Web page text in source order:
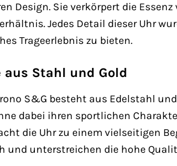
Design. Sie verkörpert die
Jedes Detail dieser Uhr
Trageerlebnis zu bieten.
aus Stahl und Gold
S&G besteht aus Edelstahl
dabei ihren sportlichen
die Uhr zu einem vielseitigen
und unterstreichen die hohe